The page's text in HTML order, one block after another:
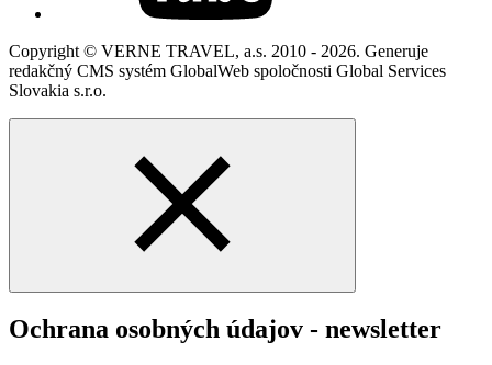
Copyright © VERNE TRAVEL, a.s. 2010 - 2026. Generuje
redakčný CMS systém GlobalWeb spoločnosti Global Services
Slovakia s.r.o.
Ochrana osobných údajov - newsletter